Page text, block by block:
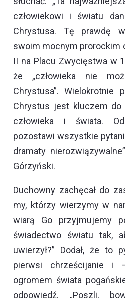
człowiekowi i światu
Chrystusa. Tę prawdę
swoim mocnym prorockim
II na Placu Zwycięstwa w
że „człowieka nie
Chrystusa”. Wielokrotnie
Chrystus jest kluczem do
człowieka i świata.
pozostawi wszystkie
dramaty
Górzyński.
Duchowny zachęcał do
my, którzy wierzymy w
wiarą Go przyjmujemy
świadectwo światu tak,
uwierzył?” Dodał, że to
pierwsi chrześcijanie
ogromem świata
odpowiedź. „Poszli,